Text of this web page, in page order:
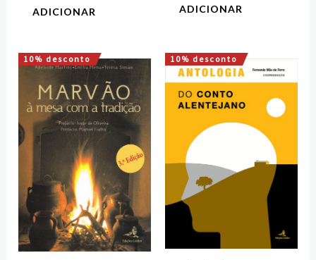
ADICIONAR ADICIONAR
10% desconto
O
original
era:
15,00 €.
O
preço
atual
é:
13,50 €.
10% desconto
O
preço
original
era:
O
preço
atual
é: